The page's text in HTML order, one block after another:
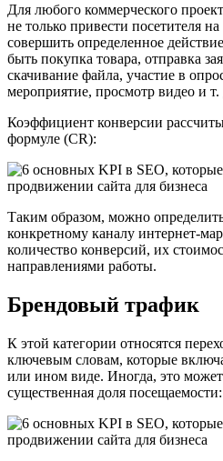
Для любого коммерческого
не только привести посетителя
совершить определенное
быть покупка товара, отправка
скачивание файла, участие в
мероприятие, просмотр видео и т.
Коэффициент конверсии
формуле (CR):
Таким образом, можно
конкретному каналу интернет-
количество конверсий, их
направлениями работы.
Брендовый трафик
К этой категории относятся
ключевым словам, которые
или ином виде. Иногда, это
существенная доля посещаемости: